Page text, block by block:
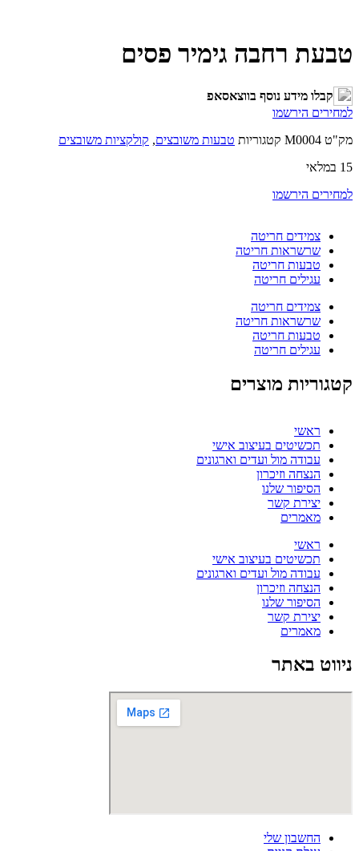
טבעת רחבה גימיר פסים
קבלו מידע נוסף בווצאסאפ
למחירים הירשמו
מק"ט M0004 קטגוריות טבעות משובצים, קולקציות משובצים
15 במלאי
למחירים הירשמו
צמידים חריטה
שרשראות חריטה
טבעות חריטה
עגילים חריטה
צמידים חריטה
שרשראות חריטה
טבעות חריטה
עגילים חריטה
קטגוריות מוצרים
ראשי
תכשיטים בעיצוב אישי
עבודה מול ועדים וארגונים
הנצחה וזיכרון
הסיפור שלנו
יצירת קשר
מאמרים
ראשי
תכשיטים בעיצוב אישי
עבודה מול ועדים וארגונים
הנצחה וזיכרון
הסיפור שלנו
יצירת קשר
מאמרים
ניווט באתר
החשבון שלי